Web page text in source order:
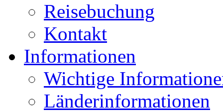
Reisebuchung
Kontakt
Informationen
Wichtige
Länderinformationen